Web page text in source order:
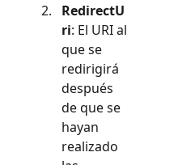
RedirectU
ri: El URI al
que se
redirigirá
después
de que se
hayan
realizado